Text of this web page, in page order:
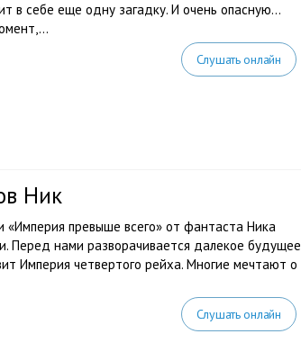
в себе еще одну загадку. И очень опасную…
Слушать онлайн
Ник
«Империя превыше всего» от фантаста Ника
Перед нами разворачивается далекое будущее
Империя четвертого рейха. Многие мечтают о
Слушать онлайн